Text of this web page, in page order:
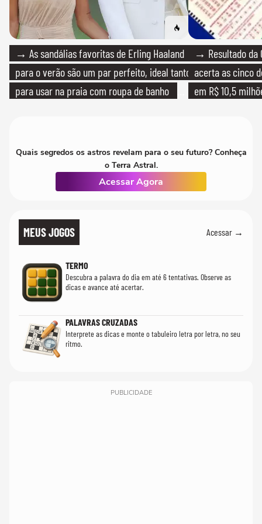
→ As sandálias favoritas de Erling Haaland
para o verão são um par perfeito, ideal tanto
para usar na praia com roupa de banho
→ Resultado da
acerta as cinco
em R$ 10,5
Quais segredos os astros revelam para o seu futuro? Conheça
o Terra Astral.
Acessar Agora
MEUS JOGOS Acessar →
TERMO
Descubra a palavra do dia em até 6 tentativas. Observe as
dicas e avance até acertar.
PALAVRAS CRUZADAS
Interprete as dicas e monte o tabuleiro letra por letra, no seu
ritmo.
PUBLICIDADE